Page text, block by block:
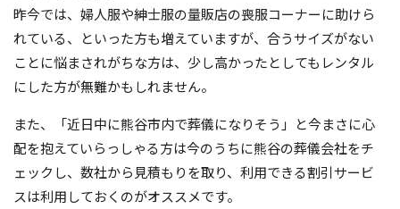
昨今では、婦人服や紳士服の量販店の喪服コーナーに助けら
れている、といった方も増えていますが、合うサイズがない
ことに悩まされがちな方は、少し高かったとしてもレンタル
にした方が無難かもしれません。
また、「近日中に熊谷市内で葬儀になりそう」と今まさに心
配を抱えていらっしゃる方は今のうちに熊谷の葬儀会社をチ
ェックし、数社から見積もりを取り、利用できる割引サービ
スは利用しておくのがオススメです。